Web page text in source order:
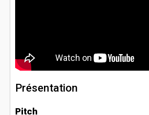
Présentation
Pitch